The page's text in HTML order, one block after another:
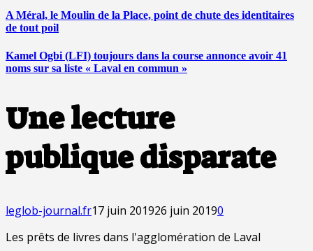
A Méral, le Moulin de la Place, point de chute des identitaires
de tout poil
Kamel Ogbi (LFI) toujours dans la course annonce avoir 41
noms sur sa liste « Laval en commun »
Une lecture
publique disparate
leglob-journal.fr17 juin 201926 juin 20190
Les prêts de livres dans l'agglomération de Laval